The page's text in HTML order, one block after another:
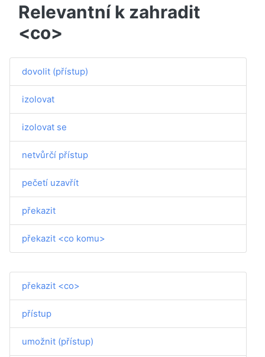
Relevantní k zahradit
<co>
dovolit (přístup)
izolovat
izolovat se
netvůrčí přístup
pečetí uzavřít
překazit
překazit <co komu>
překazit <co>
přístup
umožnit (přístup)